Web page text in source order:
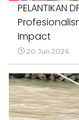
PELANTIKAN
Impact
20 Juli 2026